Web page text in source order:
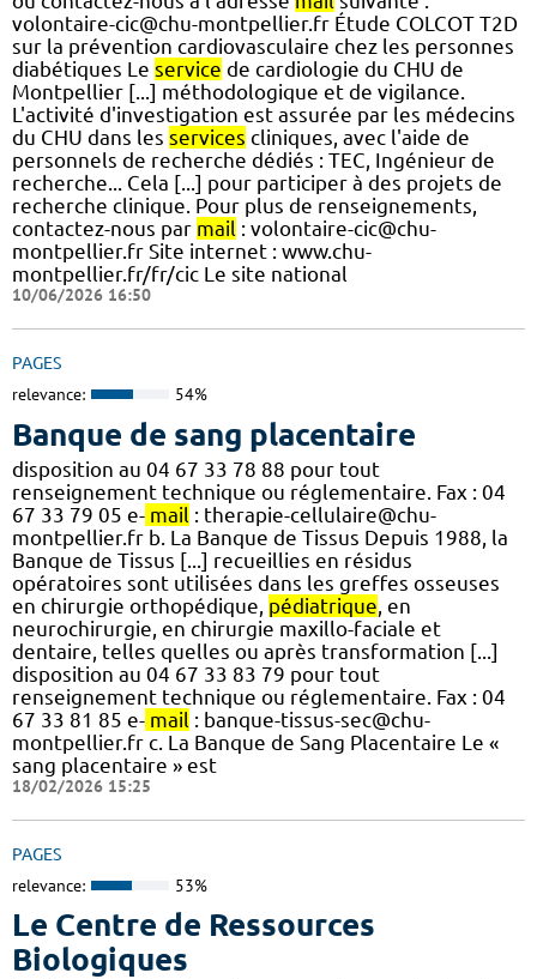
volontaire-cic@chu-montpellier.fr Étude COLCOT T2D
sur la prévention cardiovasculaire chez les personnes
diabétiques Le service de cardiologie du CHU de
Montpellier [...] méthodologique et de vigilance.
L'activité d'investigation est assurée par les médecins
du CHU dans les services cliniques, avec l'aide de
personnels de recherche dédiés : TEC, Ingénieur de
recherche... Cela [...] pour participer à des projets de
recherche clinique. Pour plus de renseignements,
contactez-nous par mail : volontaire-cic@chu-
montpellier.fr Site internet : www.chu-
montpellier.fr/fr/cic Le site national
10/06/2026 16:50
PAGES
relevance: 54%
Banque de sang placentaire
disposition au 04 67 33 78 88 pour tout
renseignement technique ou réglementaire. Fax : 04
67 33 79 05 e- mail : therapie-cellulaire@chu-
montpellier.fr b. La Banque de Tissus Depuis 1988, la
Banque de Tissus [...] recueillies en résidus
opératoires sont utilisées dans les greffes osseuses
en chirurgie orthopédique, pédiatrique , en
neurochirurgie, en chirurgie maxillo-faciale et
dentaire, telles quelles ou après transformation [...]
disposition au 04 67 33 83 79 pour tout
renseignement technique ou réglementaire. Fax : 04
67 33 81 85 e- mail : banque-tissus-sec@chu-
montpellier.fr c. La Banque de Sang Placentaire Le «
sang placentaire » est
18/02/2026 15:25
PAGES
relevance: 53%
Le Centre de Ressources
Biologiques